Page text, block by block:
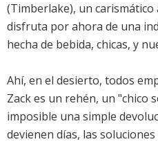
(Timberlake), un carismático
disfruta por ahora de una
hecha de bebida, chicas, y
Ahí, en el desierto, todos
Zack es un rehén, un "chico
imposible una simple
devienen días, las